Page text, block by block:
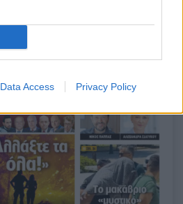
Data Access Privacy Policy